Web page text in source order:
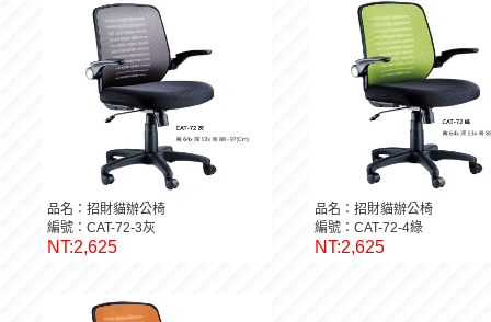
品名：招財貓辦公椅
編號：CAT-72-3灰
NT:2,625
品名：招財貓辦公椅
編號：CAT-72-4綠
NT:2,625